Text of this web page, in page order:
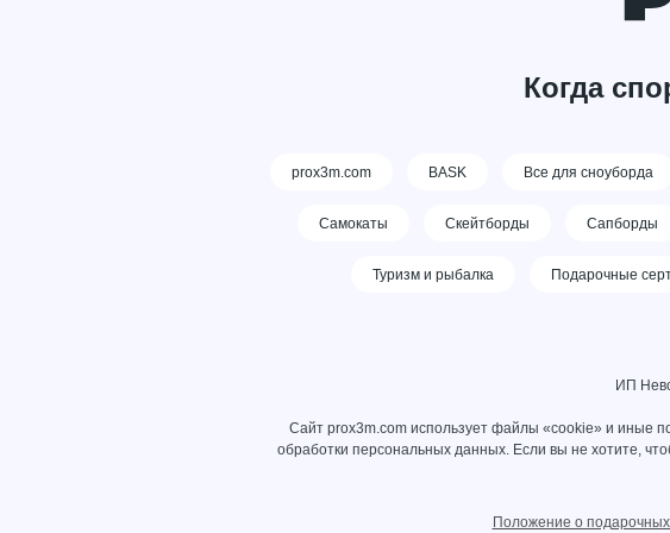
Когда
prox3m.com BASK Все для сноуборда
Самокаты Скейтборды Сапборды
Туризм и рыбалка Подарочные
ИП
Сайт prox3m.com использует файлы «cookie» и иные
обработки персональных данных. Если вы не хотите,
Положение о